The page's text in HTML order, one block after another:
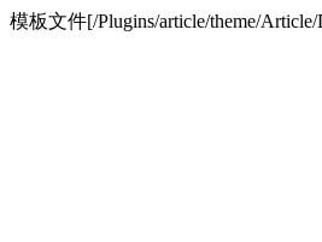
模板文件[/Plugins/article/theme/